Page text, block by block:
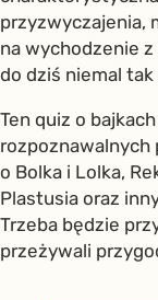
przyzwyczajenia,
na wychodzenie
do dziś niemal
Ten quiz o
rozpoznawalnych
o Bolka i Lolka,
Plastusia oraz
Trzeba będzie
przeżywali